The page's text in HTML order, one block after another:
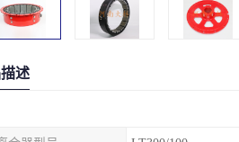
述